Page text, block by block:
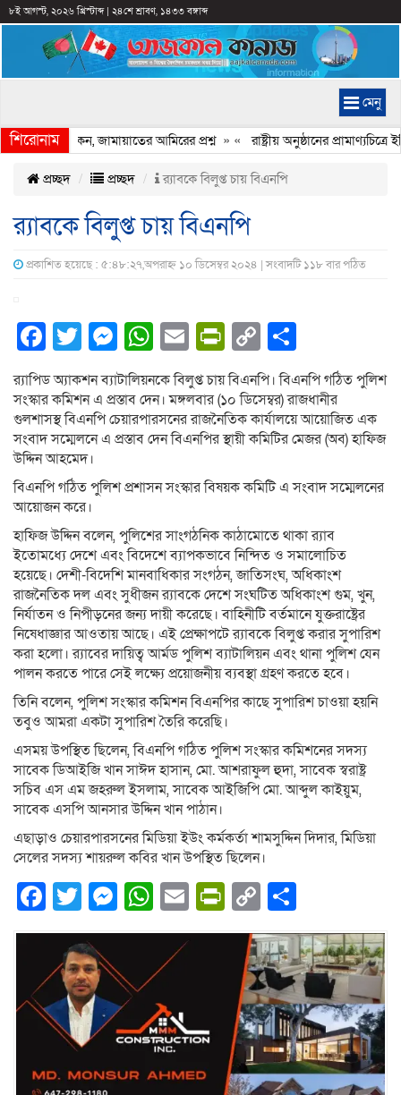
৮ই আগস্ট, ২০২৬ খ্রিস্টাব্দ| ২৪শে শ্রাবণ, ১৪৩৩ বঙ্গাব্দ
মেনু
শিরোনাম
হচ্ছে কেন, জামায়াতের আমিরের প্রশ্ন» «রাষ্ট্রীয় অনুষ্ঠানের
প্রচ্ছদ প্রচ্ছদ র‍্যাবকে বিলুপ্ত চায় বিএনপি
র‍্যাবকে বিলুপ্ত চায় বিএনপি
প্রকাশিত হয়েছে : ৫:৪৮:২৭,অপরাহ্ন ১০ ডিসেম্বর ২০২৪ | সংবাদটি ১১৮ বার পঠিত
Facebook
Twitter
Messenger
WhatsApp
EmailPrintFriendly
Copy
Link
র‍্যাপিড অ্যাকশন ব্যাটালিয়নকে বিলুপ্ত চায় বিএনপি। বিএনপি গঠিত পুলিশ
সংস্কার কমিশন এ প্রস্তাব দেন। মঙ্গলবার (১০ ডিসেম্বর) রাজধানীর
গুলশাসস্থ বিএনপি চেয়ারপারসনের রাজনৈতিক কার্যালয়ে আয়োজিত এক
সংবাদ সম্মেলনে এ প্রস্তাব দেন বিএনপির স্থায়ী কমিটির মেজর (অব) হাফিজ
উদ্দিন আহমেদ।
বিএনপি গঠিত পুলিশ প্রশাসন সংস্কার বিষয়ক কমিটি এ সংবাদ সম্মেলনের
আয়োজন করে।
হাফিজ উদ্দিন বলেন, পুলিশের সাংগঠনিক কাঠামোতে থাকা র‍্যাব
ইতোমধ্যে দেশে এবং বিদেশে ব্যাপকভাবে নিন্দিত ও সমালোচিত
হয়েছে। দেশী-বিদেশি মানবাধিকার সংগঠন, জাতিসংঘ, অধিকাংশ
রাজনৈতিক দল এবং সুধীজন র‍্যাবকে দেশে সংঘটিত অধিকাংশ গুম, খুন,
নির্যাতন ও নিপীড়নের জন্য দায়ী করেছে। বাহিনীটি বর্তমানে যুক্তরাষ্ট্রের
নিষেধাজ্ঞার আওতায় আছে। এই প্রেক্ষাপটে র‍্যাবকে বিলুপ্ত করার সুপারিশ
করা হলো। র‍্যাবের দায়িত্ব আর্মড পুলিশ ব্যাটালিয়ন এবং থানা পুলিশ যেন
পালন করতে পারে সেই লক্ষ্যে প্রয়োজনীয় ব্যবস্থা গ্রহণ করতে হবে।
তিনি বলেন, পুলিশ সংস্কার কমিশন বিএনপির কাছে সুপারিশ চাওয়া হয়নি
তবুও আমরা একটা সুপারিশ তৈরি করেছি।
এসময় উপস্থিত ছিলেন, বিএনপি গঠিত পুলিশ সংস্কার কমিশনের সদস্য
সাবেক ডিআইজি খান সাঈদ হাসান, মো. আশরাফুল হুদা, সাবেক স্বরাষ্ট্র
সচিব এস এম জহরুল ইসলাম, সাবেক আইজিপি মো. আব্দুল কাইয়ুম,
সাবেক এসপি আনসার উদ্দিন খান পাঠান।
এছাড়াও চেয়ারপারসনের মিডিয়া ইউং কর্মকর্তা শামসুদ্দিন দিদার, মিডিয়া
সেলের সদস্য শায়রুল কবির খান উপস্থিত ছিলেন।
Facebook
Twitter
Messenger
WhatsApp
EmailPrintFriendly
Copy
Link